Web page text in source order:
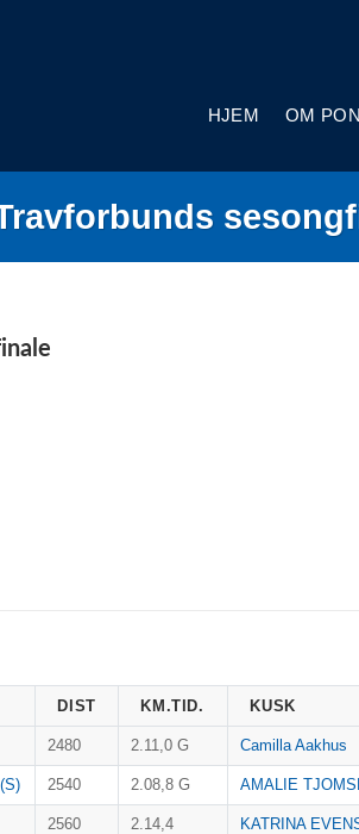
HJEM OM
DIST KM.TID. KUSK
2480 2.11,0 G Camilla Aakhus
2540 2.08,8 G AMALIE
2560 2.14,4 KATRINA